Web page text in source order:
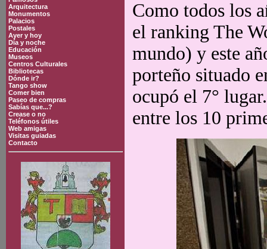
Arquitectura
Monumentos
Palacios
Postales
Ayer y hoy
Día y noche
Educación
Museos
Centros Culturales
Bibliotecas
Dónde ir?
Tango show
Comer bien
Paseo de compras
Sabías que...?
Crease o no
Teléfonos útiles
Web amigas
Visitas guiadas
Contacto
Como todos los
el ranking The
mundo) y este
porteño situado
ocupó el 7°
entre los 10